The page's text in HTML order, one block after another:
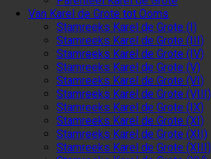
Van Karel de Grote tot Ooms
Stamreeks Karel de Grote (I)
Stamreeks Karel de Grote (III)
Stamreeks Karel de Grote (IV)
Stamreeks Karel de Grote (V)
Stamreeks Karel de Grote (VI)
Stamreeks Karel de Grote (VIII)
Stamreeks Karel de Grote (IX)
Stamreeks Karel de Grote (XI)
Stamreeks Karel de Grote (XII)
Stamreeks Karel de Grote (XIII)